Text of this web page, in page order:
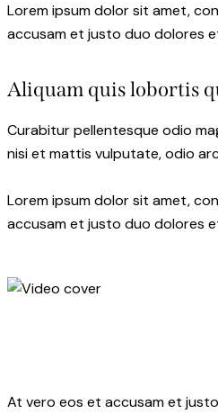
Lorem ipsum dolor sit amet,
accusam et justo duo dolores
Aliquam quis lobortis
Curabitur pellentesque odio
nisi et mattis vulputate, odio
Lorem ipsum dolor sit amet,
accusam et justo duo dolores
At vero eos et accusam et